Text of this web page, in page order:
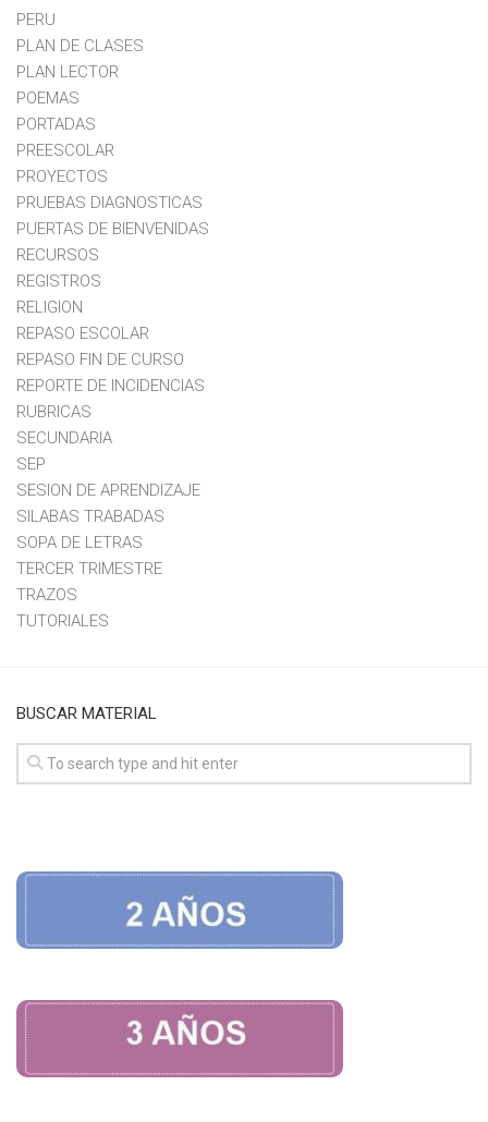
PERU
PLAN DE CLASES
PLAN LECTOR
POEMAS
PORTADAS
PREESCOLAR
PROYECTOS
PRUEBAS DIAGNOSTICAS
PUERTAS DE BIENVENIDAS
RECURSOS
REGISTROS
RELIGION
REPASO ESCOLAR
REPASO FIN DE CURSO
REPORTE DE INCIDENCIAS
RUBRICAS
SECUNDARIA
SEP
SESION DE APRENDIZAJE
SILABAS TRABADAS
SOPA DE LETRAS
TERCER TRIMESTRE
TRAZOS
TUTORIALES
BUSCAR MATERIAL